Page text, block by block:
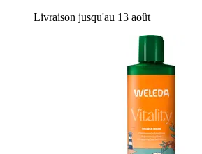
Livraison jusqu'au 13 août